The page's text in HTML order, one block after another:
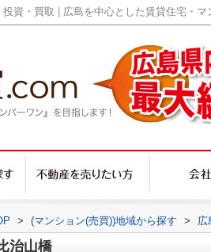
資・買取 | 広島を中心とした賃貸住宅・
> (マンション(売買))地域から探す > 広
治山橋